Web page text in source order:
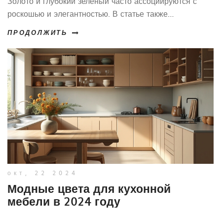
роскошью и элегантностью. В статье также
подобного стиля в вашем доме. Знание трендов
поможет вам выбрать лучший цвет для вашего
интерьера. Прочитайте, чтобы узнать, как цвета могут
изменить ощущение пространства.
ПРОДОЛЖИТЬ
окт, 22 2024
Модные цвета для кухонной
мебели в 2024 году